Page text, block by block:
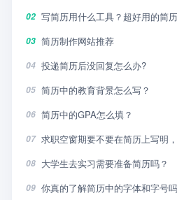
02 写简历用什么工具？超好用的简
03 简历制作网站推荐
04 投递简历后没回复怎么办?
05 简历中的教育背景怎么写？
06 简历中的GPA怎么填？
07 求职空窗期要不要在简历上写明
08 大学生去实习需要准备简历吗？
09 你真的了解简历中的字体和字号吗